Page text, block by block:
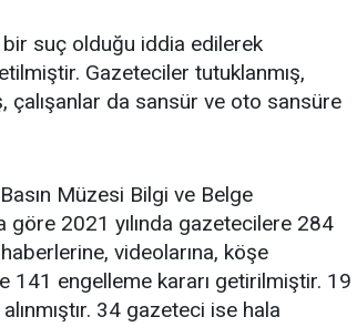
suç olduğu iddia edilerek
Gazeteciler tutuklanmış,
çalışanlar da sansür ve oto sansüre
Müzesi Bilgi ve Belge
göre 2021 yılında gazetecilere 284
videolarına, köşe
141 engelleme kararı getirilmiştir. 19
34 gazeteci ise hala